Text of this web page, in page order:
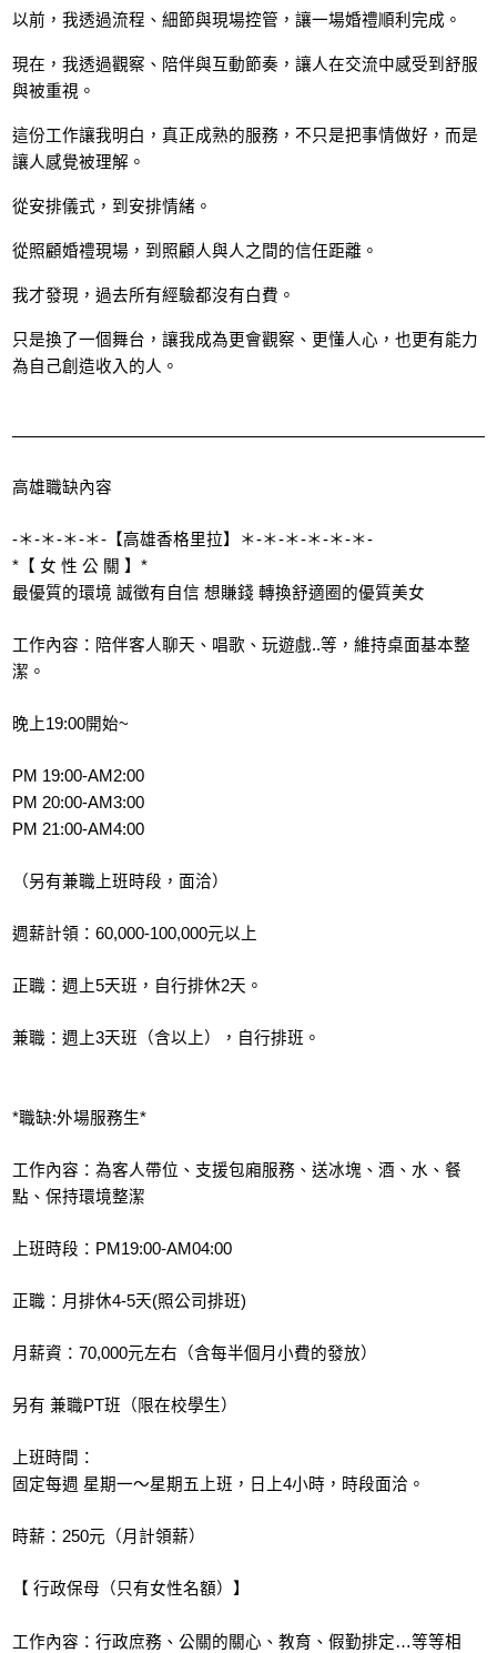
以前，我透過流程、細節與現場控管，讓一場婚禮順利完成。
現在，我透過觀察、陪伴與互動節奏，讓人在交流中感受到舒服
與被重視。
這份工作讓我明白，真正成熟的服務，不只是把事情做好，而是
讓人感覺被理解。
從安排儀式，到安排情緒。
從照顧婚禮現場，到照顧人與人之間的信任距離。
我才發現，過去所有經驗都沒有白費。
只是換了一個舞台，讓我成為更會觀察、更懂人心，也更有能力
為自己創造收入的人。
高雄職缺內容
-＊-＊-＊-＊-【高雄香格里拉】＊-＊-＊-＊-＊-＊-
*【 女 性 公 關 】*
最優質的環境 誠徵有自信 想賺錢 轉換舒適圈的優質美女
工作內容：陪伴客人聊天、唱歌、玩遊戲..等，維持桌面基本整
潔。
晚上19:00開始~
PM 19:00-AM2:00
PM 20:00-AM3:00
PM 21:00-AM4:00
（另有兼職上班時段，面洽）
週薪計領：60,000-100,000元以上
正職：週上5天班，自行排休2天。
兼職：週上3天班（含以上），自行排班。
*職缺:外場服務生*
工作內容：為客人帶位、支援包廂服務、送冰塊、酒、水、餐
點、保持環境整潔
上班時段：PM19:00-AM04:00
正職：月排休4-5天(照公司排班)
月薪資：70,000元左右（含每半個月小費的發放）
另有 兼職PT班（限在校學生）
上班時間：
固定每週 星期一～星期五上班，日上4小時，時段面洽。
時薪：250元（月計領薪）
【 行政保母（只有女性名額）】
工作內容：行政庶務、公關的關心、教育、假勤排定…等等相